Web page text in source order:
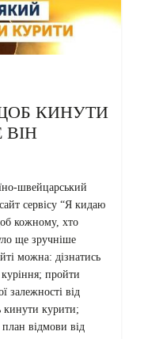
КИНУТИ
ВІН
швейцарський
сервісу “Я кидаю
кожному, хто
ще зручніше
можна: дізнатись
пройти
залежності від
кинути курити;
відмови від